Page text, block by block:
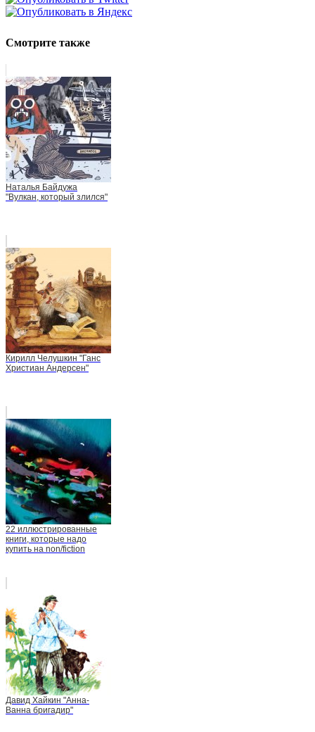
Смотрите также
Наталья Байдужа
"Вулкан, который злился"
Кирилл Челушкин "Ганс
Христиан Андерсен"
22 иллюстрированные
книги, которые надо
купить на non/fiction
Давид Хайкин "Анна-
Ванна бригадир"